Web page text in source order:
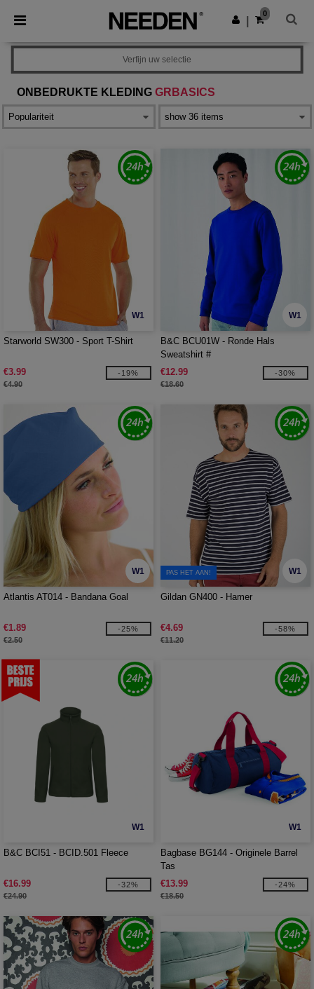
× Needen-app
Betere prijzen in de app!
Download app
0
ONBEDRUKTE KLEDING GRBASICS
Verfijn uw selectie
W1
Starworld SW300 - Sport T-Shirt
€3.99
€4.90
-19%
W1
B&C BCU01W - Ronde Hals
Sweatshirt #
€12.99
€18.60
-30%
W1
Atlantis AT014 - Bandana Goal
€1.89
€2.50
-25%
W1
PAS HET AAN!
Gildan GN400 - Hamer
€4.69
€11.20
-58%
W1
B&C BCI51 - BCID.501 Fleece
€16.99
€24.90
-32%
W1
Bagbase BG144 - Originele Barrel
Tas
€13.99
€18.50
-24%